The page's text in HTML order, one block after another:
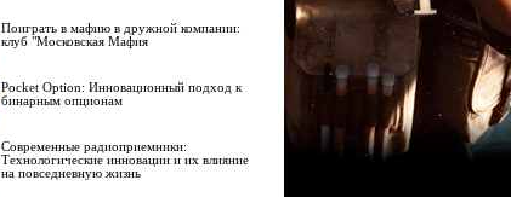
Поиграть в мафию в дружной компании:
клуб "Московская Мафия
Pocket Option: Инновационный подход к
бинарным опционам
Современные радиоприемники:
Технологические инновации и их влияние
на повседневную жизнь